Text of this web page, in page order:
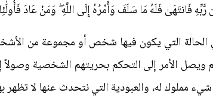
رَّبِّهِ فَانتَهَىٰ فَلَهُ مَا سَلَفَ وَأَمْرُهُ إِلَى اللَّهِ ۖ وَمَنْ عَادَ
الحالة التي يكون فيها شخص أو مجموعة من
ويصل الأمر إلى التحكم بحريتهم الشخصية
مملوك له، والعبودية التي نتحدث عنها لا تظهر